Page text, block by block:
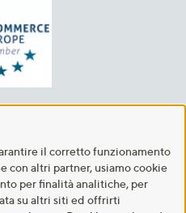
il corretto funzionamento
con altri partner, usiamo cookie
per finalità analitiche, per
su altri siti ed offrirti